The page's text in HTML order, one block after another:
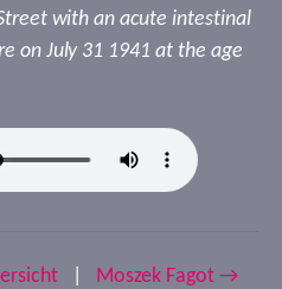
with an acute intestinal
on July 31 1941 at the age
Moszek Fagot →